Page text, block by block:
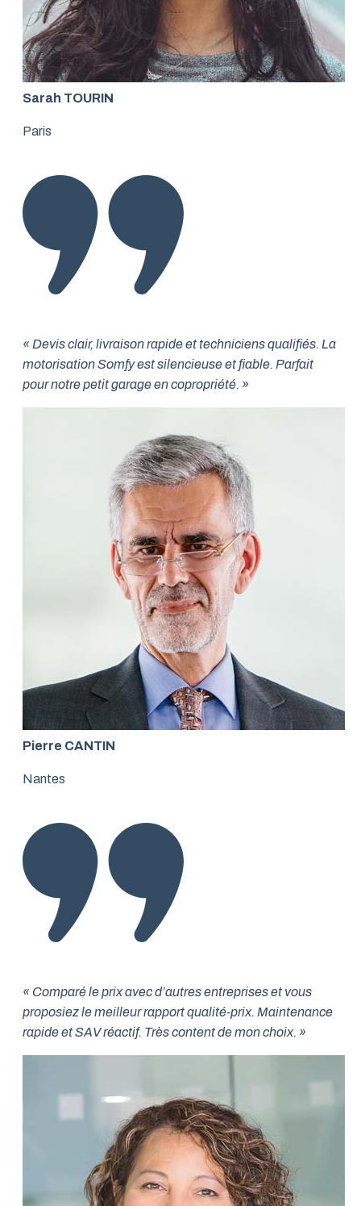
Sarah TOURIN
Paris
« Devis clair, livraison rapide et techniciens qualifiés. La
motorisation Somfy est silencieuse et fiable. Parfait
pour notre petit garage en copropriété. »
Pierre CANTIN
Nantes
« Comparé le prix avec d’autres entreprises et vous
proposiez le meilleur rapport qualité-prix. Maintenance
rapide et SAV réactif. Très content de mon choix. »